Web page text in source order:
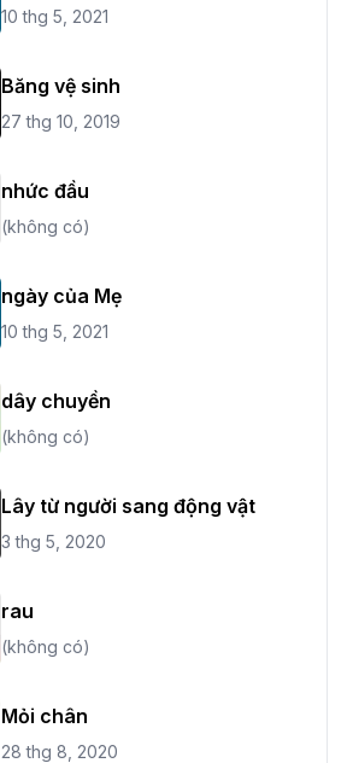
10 thg 5, 2021
Băng vệ sinh
27 thg 10, 2019
nhức đầu
(không có)
ngày của Mẹ
10 thg 5, 2021
dây chuyền
(không có)
Lây từ người sang động vật
3 thg 5, 2020
rau
(không có)
Mỏi chân
28 thg 8, 2020